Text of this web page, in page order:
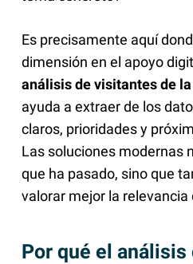
Es precisamente aquí
dimensión en el apoyo
análisis de visitantes de
ayuda a extraer de los
claros, prioridades y
Las soluciones modernas
que ha pasado, sino que
valorar mejor la relevancia
Por qué el análisis